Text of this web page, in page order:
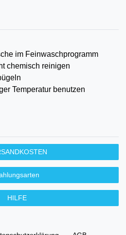
im Feinwaschprogramm
chemisch reinigen
Temperatur benutzen
HILFE